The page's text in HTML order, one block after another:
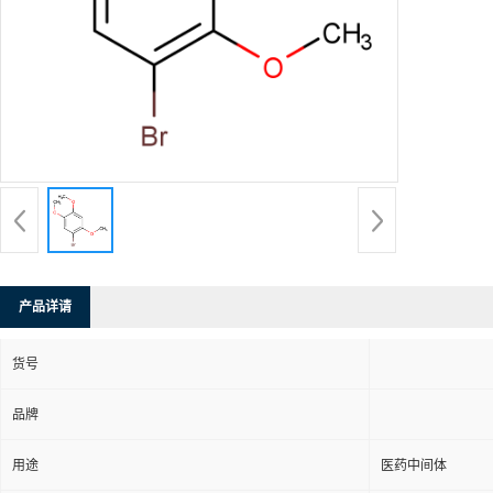
产品详请
货号
品牌
用途 医药中间体